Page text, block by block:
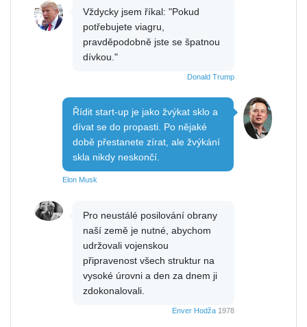
Vždycky jsem říkal: "Pokud
potřebujete viagru,
pravděpodobně jste se špatnou
dívkou."
Donald Trump
Řídit start-up je jako žvýkat sklo a
dívat se do propasti. Po nějaké
době přestanete zírat, ale žvýkání
skla nikdy neskončí.
Elon Musk
Pro neustálé posilování obrany
naší země je nutné, abychom
udržovali vojenskou
připravenost všech struktur na
vysoké úrovni a den za dnem ji
zdokonalovali.
Enver Hodža 1978